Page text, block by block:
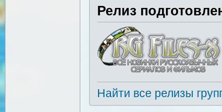
Релиз
Найти все релизы